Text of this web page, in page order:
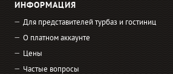
ИНФОРМАЦИЯ
Для представителей турбаз и гостиниц
О платном аккаунте
Цены
Частые вопросы